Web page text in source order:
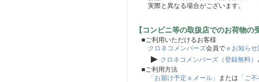
実際と異なる場合がございます。
【コンビニ等の取扱店でのお荷物
■ご利用いただけるお客様
クロネコメンバーズ会員で ｅお知らせ
▶ クロネコメンバーズ（登録無料）
■ご利用方法
「お届け予定ｅメール」 または 「ご